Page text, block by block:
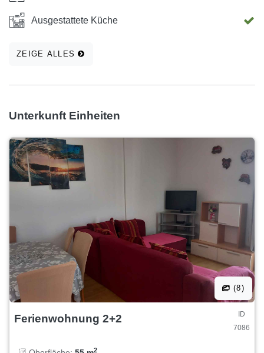
Ausgestattete Küche
ZEIGE ALLES
Unterkunft Einheiten
(8)
Ferienwohnung 2+2
ID
7086
2